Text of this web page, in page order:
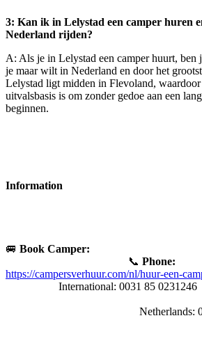
3: Kan ik in Lelystad een camper huren
Nederland rijden?
A: Als je in Lelystad een camper huurt,
je maar wilt in Nederland en door het
Lelystad ligt midden in Flevoland, waardoor
uitvalsbasis is om zonder gedoe aan een
beginnen.
Information
🚐 Book
📞 Phone:
https://campersverhuur.com/nl/huur-een-
International: 0031 85 0231246
Netherlands: 085-